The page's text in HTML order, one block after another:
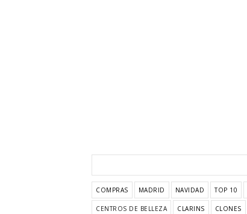
COMPRAS MADRID NAVIDAD TOP 10
CENTROS DE BELLEZA CLARINS CLONES